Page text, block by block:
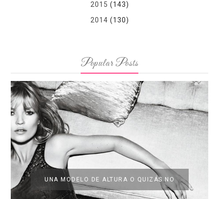
2015 (143)
2014 (130)
Popular Posts
UNA MODELO DE ALTURA O QUIZÁS NO